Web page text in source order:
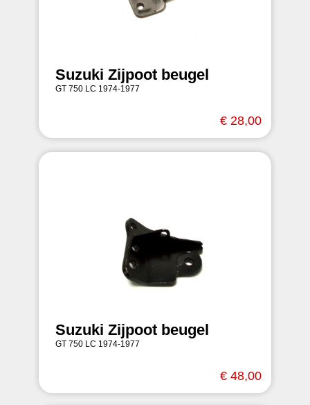
Suzuki Zijpoot beugel
GT 750 LC 1974-1977
€ 28,00
Suzuki Zijpoot beugel
GT 750 LC 1974-1977
€ 48,00